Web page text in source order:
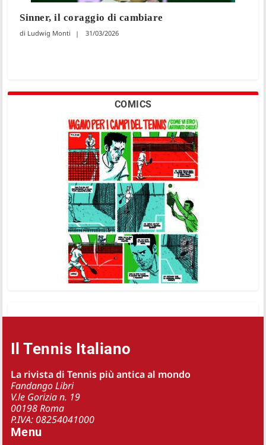
Sinner, il coraggio di cambiare
Ludwig Monti 31/03/2026
COMICS
Il Tennis Italiano
La rivista di Tennis più antica al mondo
Fandango Libri
V.le Gorizia n. 19
00198 Roma
P.IVA: 08254041000
Menu